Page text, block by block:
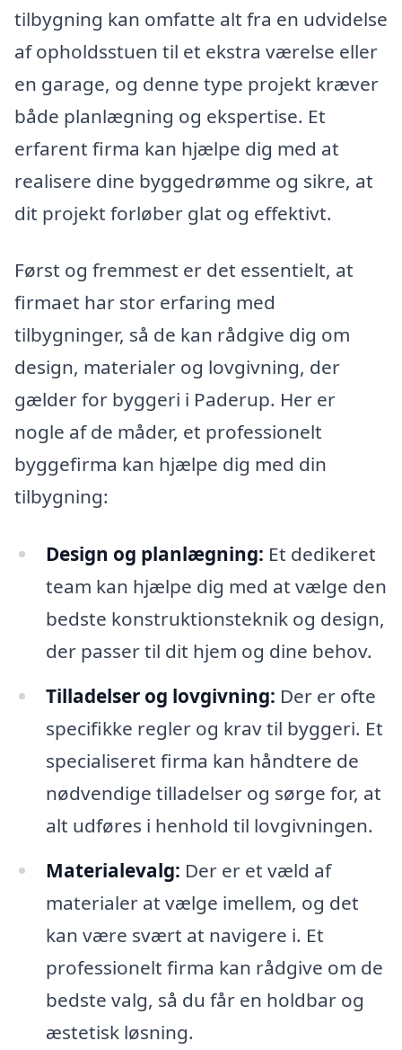
tilbygning kan omfatte alt fra en udvidelse
af opholdsstuen til et ekstra værelse eller
en garage, og denne type projekt kræver
både planlægning og ekspertise. Et
erfarent firma kan hjælpe dig med at
realisere dine byggedrømme og sikre, at
dit projekt forløber glat og effektivt.
Først og fremmest er det essentielt, at
firmaet har stor erfaring med
tilbygninger, så de kan rådgive dig om
design, materialer og lovgivning, der
gælder for byggeri i Paderup. Her er
nogle af de måder, et professionelt
byggefirma kan hjælpe dig med din
tilbygning:
Design og planlægning: Et dedikeret
team kan hjælpe dig med at vælge den
bedste konstruktionsteknik og design,
der passer til dit hjem og dine behov.
Tilladelser og lovgivning: Der er ofte
specifikke regler og krav til byggeri. Et
specialiseret firma kan håndtere de
nødvendige tilladelser og sørge for, at
alt udføres i henhold til lovgivningen.
Materialevalg: Der er et væld af
materialer at vælge imellem, og det
kan være svært at navigere i. Et
professionelt firma kan rådgive om de
bedste valg, så du får en holdbar og
æstetisk løsning.